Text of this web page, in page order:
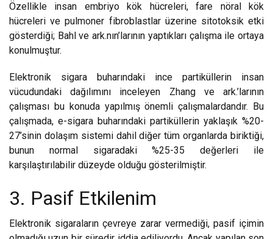
Özellikle insan embriyo kök hücreleri, fare nöral kök
hücreleri ve pulmoner fibroblastlar üzerine sitotoksik etki
gösterdiği; Bahl ve ark.nın’larının yaptıkları çalışma ile ortaya
konulmuştur.
Elektronik sigara buharındaki ince partiküllerin insan
vücudundaki dağılımını inceleyen Zhang ve ark.’larının
çalışması bu konuda yapılmış önemli çalışmalardandır. Bu
çalışmada, e-sigara buharındaki partiküllerin yaklaşık %20-
27’sinin dolaşım sistemi dahil diğer tüm organlarda biriktiği,
bunun normal sigaradaki %25-35 değerleri ile
karşılaştırılabilir düzeyde olduğu gösterilmiştir.
3. Pasif Etkilenim
Elektronik sigaraların çevreye zarar vermediği, pasif içimin